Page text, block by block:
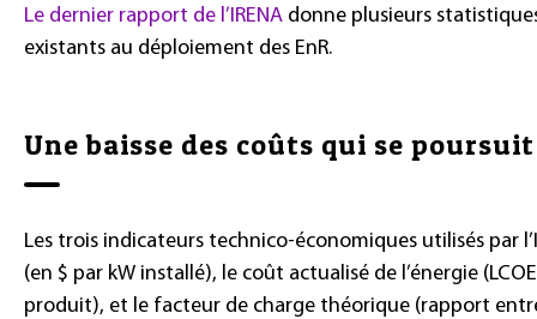
Le dernier rapport de l’IRENA donne plusieurs
existants au déploiement des EnR.
Une baisse des coûts qui se poursuit
Les trois indicateurs technico-économiques utilisés par
(en $ par kW installé), le coût actualisé de l’énergie
produit), et le facteur de charge théorique (rapport